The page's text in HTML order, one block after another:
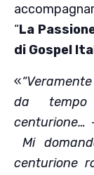
“La
di Gospel
«
da
centurione…
Mi
centurione